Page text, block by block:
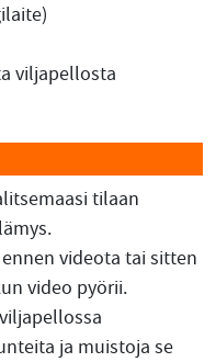
viljapellosta
tilaan
videota tai sitten
video pyörii.
ja muistoja se